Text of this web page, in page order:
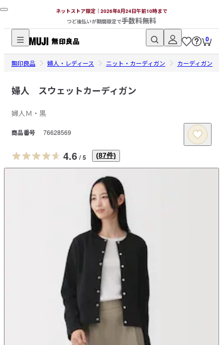
ネットストア限定｜2026年8月24日午前10時まで
つど後払いが期間限定で手数料無料
無
印
ッ
ス
ト
0
無印良品 婦人・レディース ニット・カーディガン カーディガン
婦人 スウェットカーディガン
婦人Ｍ・黒
商品番号 76628569
4.6 / 5 (87件)